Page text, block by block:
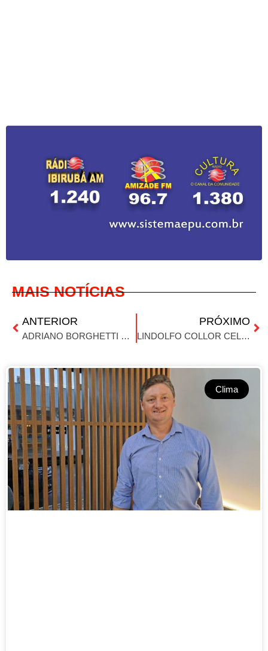
MAIS NOTÍCIAS
ANTERIOR
ADRIANO BORGHETTI É ELEITO PRESIDENTE DA FECOAGRO/RS PARA O TRIÊNIO 2026–2029
PRÓXIMO
LINDOLFO COLLOR CELEBRA 26 ANOS DE EMANCIPAÇÃO
Clima